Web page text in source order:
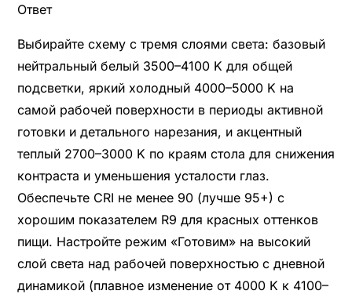
Ответ
Выбирайте схему с тремя слоями света: базовый
нейтральный белый 3500–4100 K для общей
подсветки, яркий холодный 4000–5000 K на
самой рабочей поверхности в периоды активной
готовки и детального нарезания, и акцентный
теплый 2700–3000 K по краям стола для снижения
контраста и уменьшения усталости глаз.
Обеспечьте CRI не менее 90 (лучше 95+) с
хорошим показателем R9 для красных оттенков
пищи. Настройте режим «Готовим» на высокий
слой света над рабочей поверхностью с дневной
динамикой (плавное изменение от 4000 K к 4100–